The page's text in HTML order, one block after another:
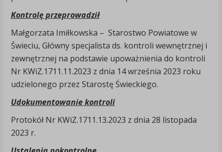
Kontrolę przeprowadził
Małgorzata Imiłkowska – Starostwo Powiatowe w
Świeciu, Główny specjalista ds. kontroli wewnętrznej i
zewnętrznej na podstawie upoważnienia do kontroli
Nr KWiZ.1711.11.2023 z dnia 14 września 2023 roku
udzielonego przez Starostę Świeckiego.
Udokumentowanie kontroli
Protokół Nr KWiZ.1711.13.2023 z dnia 28 listopada
2023 r.